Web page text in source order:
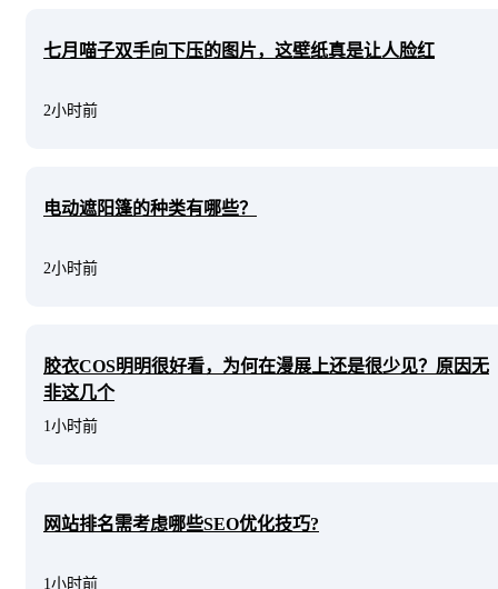
七月喵子双手向下压的图片，这壁纸真是让人脸红
2小时前
电动遮阳篷的种类有哪些？
2小时前
胶衣COS明明很好看，为何在漫展上还是很少见？原因无
非这几个
1小时前
网站排名需考虑哪些SEO优化技巧?
1小时前